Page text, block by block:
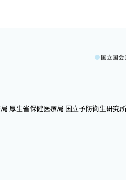
国立国会
厚生省保健医療局 国立予防衛生研究